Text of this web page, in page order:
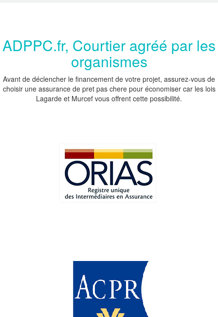
ADPPC.fr, Courtier agréé par les
organismes
Avant de déclencher le financement de votre projet, assurez-vous de
choisir une assurance de pret pas chere pour économiser car les lois
Lagarde et Murcef vous offrent cette possibilité.